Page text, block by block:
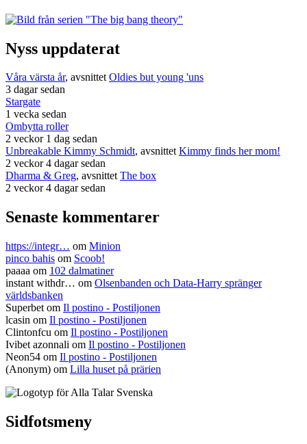
Nyss uppdaterat
Våra värsta år, avsnittetOldies but young 'uns
3 dagar sedan
Stargate
1 vecka sedan
Ombytta roller
2 veckor 1 dag sedan
Unbreakable Kimmy Schmidt, avsnittetKimmy finds her mom!
2 veckor 4 dagar sedan
Dharma & Greg, avsnittetThe box
2 veckor 4 dagar sedan
Senaste kommentarer
https://integr… om Minion
pinco bahis om Scoob!
paaaa om 102 dalmatiner
instant withdr… om Olsenbanden och Data-Harry spränger
världsbanken
Superbet om Il postino - Postiljonen
lcasin om Il postino - Postiljonen
Clintonfcu om Il postino - Postiljonen
Ivibet azonnali om Il postino - Postiljonen
Neon54 om Il postino - Postiljonen
(Anonym) om Lilla huset på prärien
Sidfotsmeny